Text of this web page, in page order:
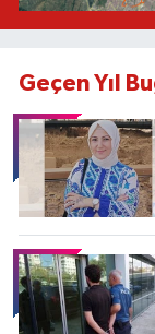
Geçen Yıl